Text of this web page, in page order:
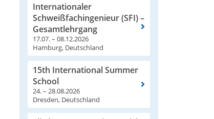
Internationaler
Schweißfachingenieur (SFI) –
Gesamtlehrgang
17.07. – 08.12.2026
Hamburg, Deutschland
15th International Summer
School
24. – 28.08.2026
Dresden, Deutschland